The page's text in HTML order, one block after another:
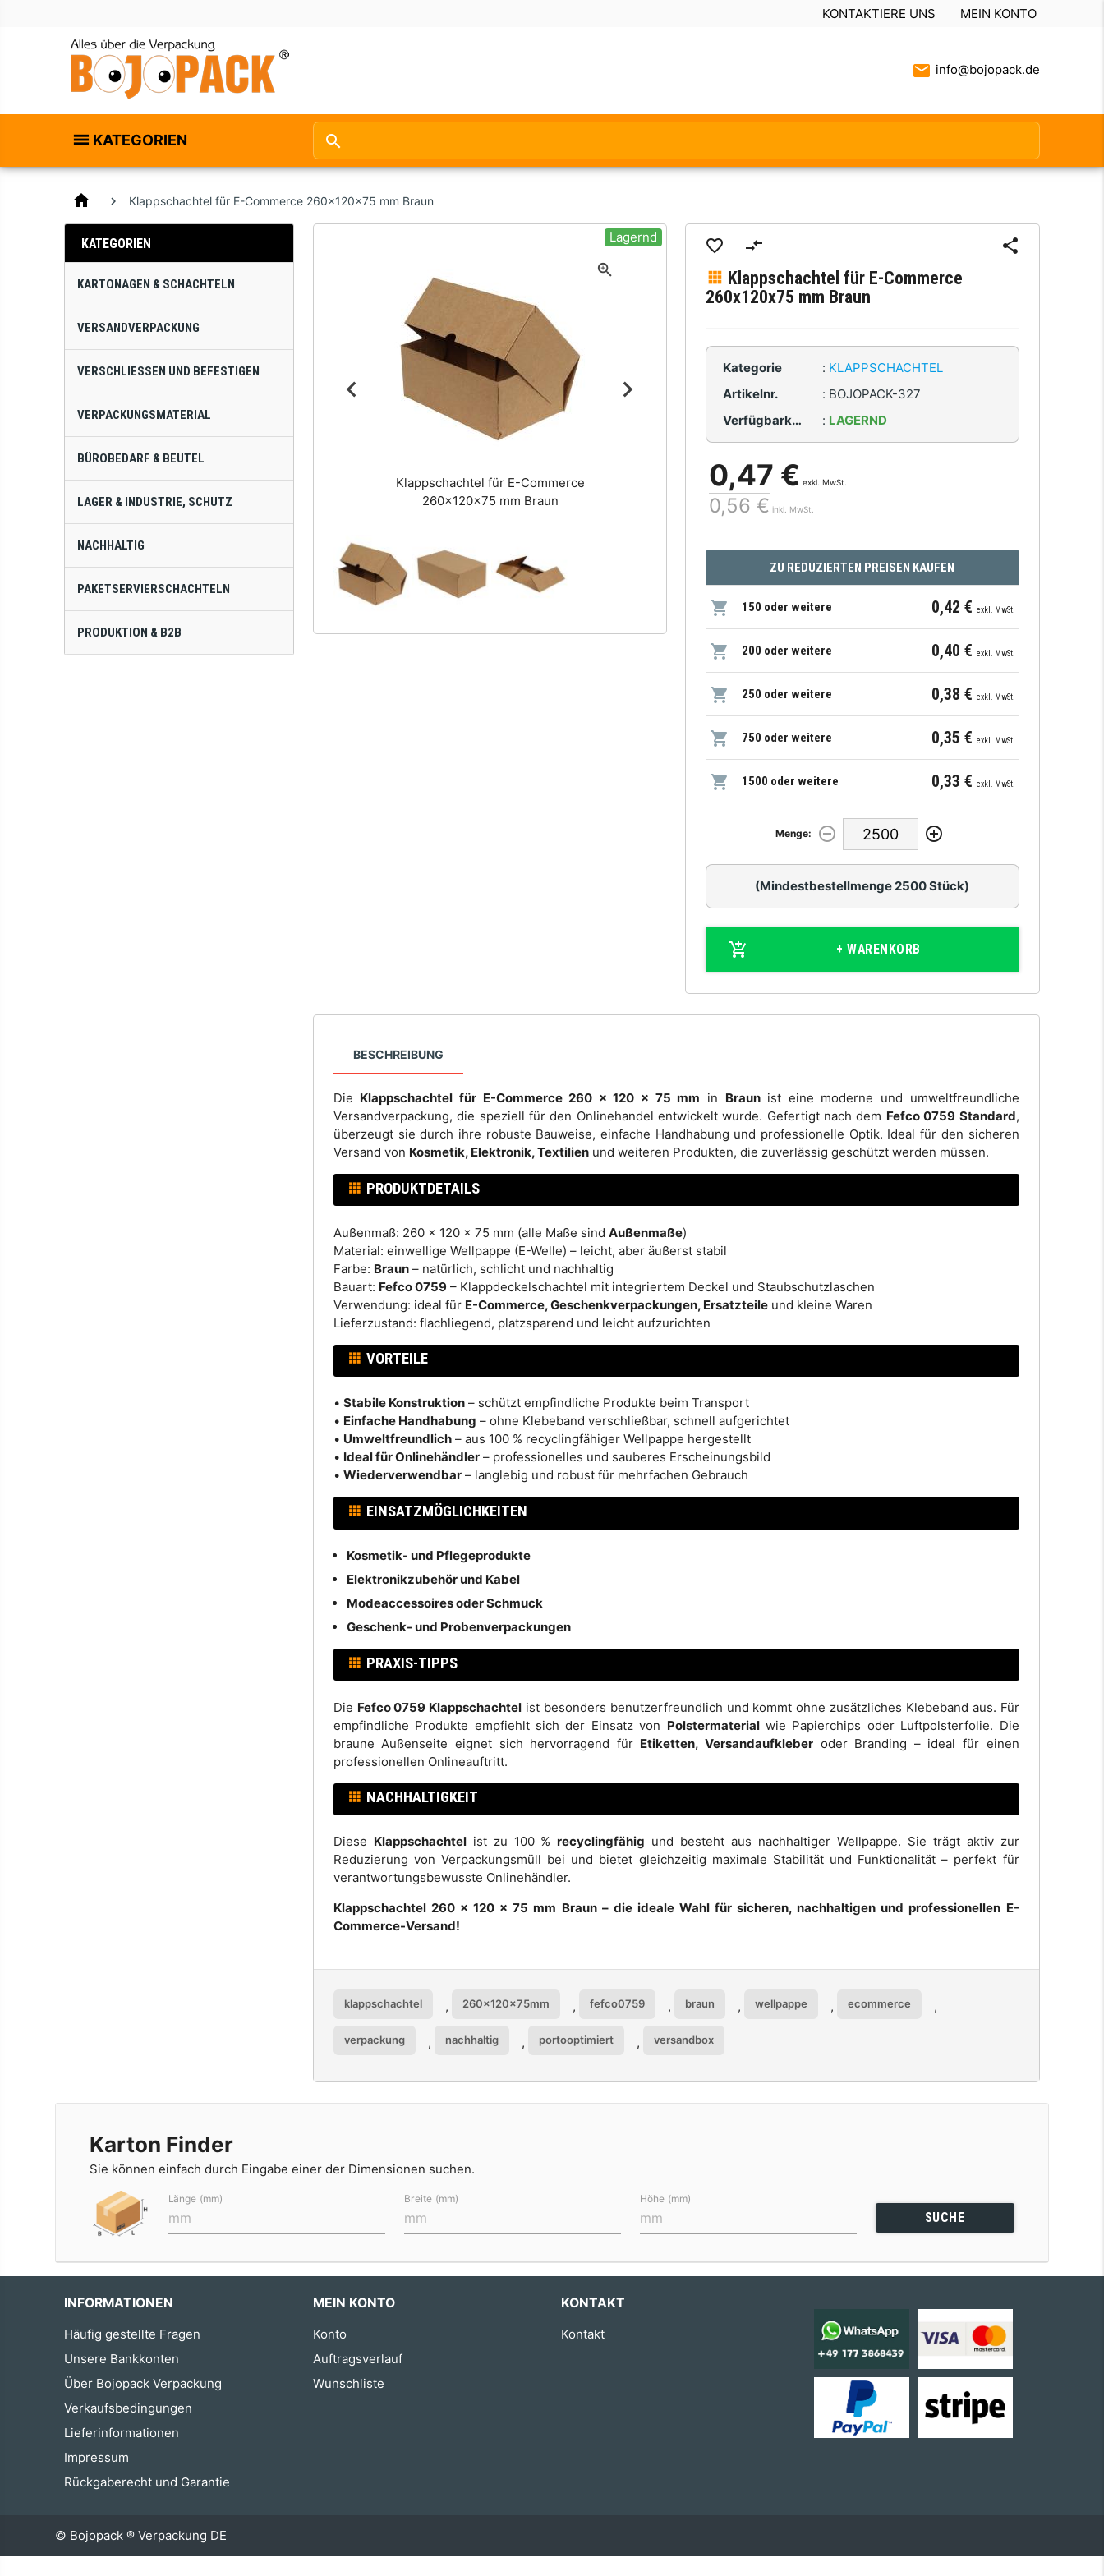
KONTAKTIERE UNS MEIN KONTO
info@bojopack.de
KATEGORIEN
home Klappschachtel für E-Commerce 260x120x75 mm Braun
KATEGORIEN
KARTONAGEN & SCHACHTELN
VERSANDVERPACKUNG
VERSCHLIESSEN UND BEFESTIGEN
VERPACKUNGSMATERIAL
BÜROBEDARF & BEUTEL
LAGER & INDUSTRIE, SCHUTZ
NACHHALTIG
PAKETSERVIERSCHACHTELN
PRODUKTION & B2B
Lagernd
Klappschachtel für E-Commerce
260x120x75 mm Braun
Klappschachtel für E-Commerce
260x120x75 mm Braun
Kategorie : KLAPPSCHACHTEL
Artikelnr.
: BOJOPACK-327
Verfügbarkeit
: LAGERND
0,47 € exkl. MwSt.
0,56 € inkl. MwSt.
ZU REDUZIERTEN PREISEN KAUFEN
150 oder weitere 0,42 € exkl. MwSt.
200 oder weitere 0,40 € exkl. MwSt.
250 oder weitere 0,38 € exkl. MwSt.
750 oder weitere 0,35 € exkl. MwSt.
1500 oder weitere 0,33 € exkl. MwSt.
Menge:
(Mindestbestellmenge 2500 Stück)
+ WARENKORB
BESCHREIBUNG
Die Klappschachtel für E-Commerce 260 x 120 x 75 mm in Braunist eine moderne und umweltfreundliche
Versandverpackung, die speziell für den Onlinehandel entwickelt wurde. Gefertigt nach dem Fefco 0759 Standard,
überzeugt sie durch ihre robuste Bauweise, einfache Handhabung und professionelle Optik. Ideal für den sicheren
Versand von Kosmetik, Elektronik, Textilienund weiteren Produkten, die zuverlässig geschützt werden müssen.
PRODUKTDETAILS
Außenmaß: 260 x 120 x 75 mm (alle Maße sind Außenmaße)
Material: einwellige Wellpappe (E-Welle) – leicht, aber äußerst stabil
Farbe: Braun– natürlich, schlicht und nachhaltig
Bauart: Fefco 0759– Klappdeckelschachtel mit integriertem Deckel und Staubschutzlaschen
Verwendung: ideal für E-Commerce, Geschenkverpackungen, Ersatzteileund kleine Waren
Lieferzustand: flachliegend, platzsparend und leicht aufzurichten
VORTEILE
• Stabile Konstruktion– schützt empfindliche Produkte beim Transport
• Einfache Handhabung – ohne Klebeband verschließbar, schnell aufgerichtet
• Umweltfreundlich– aus 100 % recyclingfähiger Wellpappe hergestellt
• Ideal für Onlinehändler– professionelles und sauberes Erscheinungsbild
• Wiederverwendbar– langlebig und robust für mehrfachen Gebrauch
EINSATZMÖGLICHKEITEN
Kosmetik- und Pflegeprodukte
Elektronikzubehör und Kabel
Modeaccessoires oder Schmuck
Geschenk- und Probenverpackungen
PRAXIS-TIPPS
Die Fefco 0759 Klappschachtel ist besonders benutzerfreundlich und kommt ohne zusätzliches Klebeband aus. Für
empfindliche Produkte empfiehlt sich der Einsatz von Polstermaterialwie Papierchips oder Luftpolsterfolie. Die
braune Außenseite eignet sich hervorragend für Etiketten, Versandaufkleber oder Branding – ideal für einen
professionellen Onlineauftritt.
NACHHALTIGKEIT
Diese Klappschachtelist zu 100 %recyclingfähig und besteht aus nachhaltiger Wellpappe. Sie trägt aktiv zur
Reduzierung von Verpackungsmüll bei und bietet gleichzeitig maximale Stabilität und Funktionalität – perfekt für
verantwortungsbewusste Onlinehändler.
Klappschachtel 260 × 120 × 75 mm Braun – die ideale Wahl für sicheren, nachhaltigen und professionellen E-
Commerce-Versand!
klappschachtel , 260x120x75mm , fefco0759 , braun , wellpappe , ecommerce ,
verpackung , nachhaltig , portooptimiert , versandbox
Karton Finder
Sie können einfach durch Eingabe einer der Dimensionen suchen.
Länge (mm) Breite (mm) Höhe (mm)
SUCHE
INFORMATIONEN
Häufig gestellte Fragen
Unsere Bankkonten
Über Bojopack Verpackung
Verkaufsbedingungen
Lieferinformationen
Impressum
Rückgaberecht und Garantie
MEIN KONTO
Konto
Auftragsverlauf
Wunschliste
KONTAKT
Kontakt
© Bojopack ® Verpackung DE